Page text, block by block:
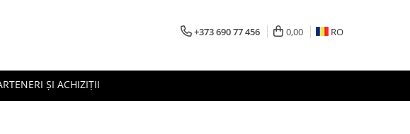
+373 690 77 456 0,00 RO
ȘI ACHIZIȚII